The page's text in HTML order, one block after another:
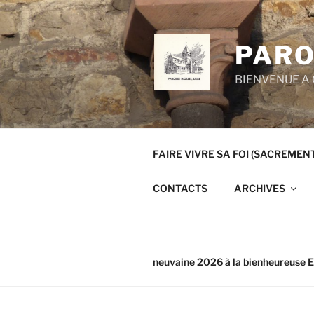
Aller
au
contenu
principal
BIENVENUE A
FAIRE VIVRE SA FOI
CONTACTS ARCHIVES
neuvaine 2026 à la bienheureuse